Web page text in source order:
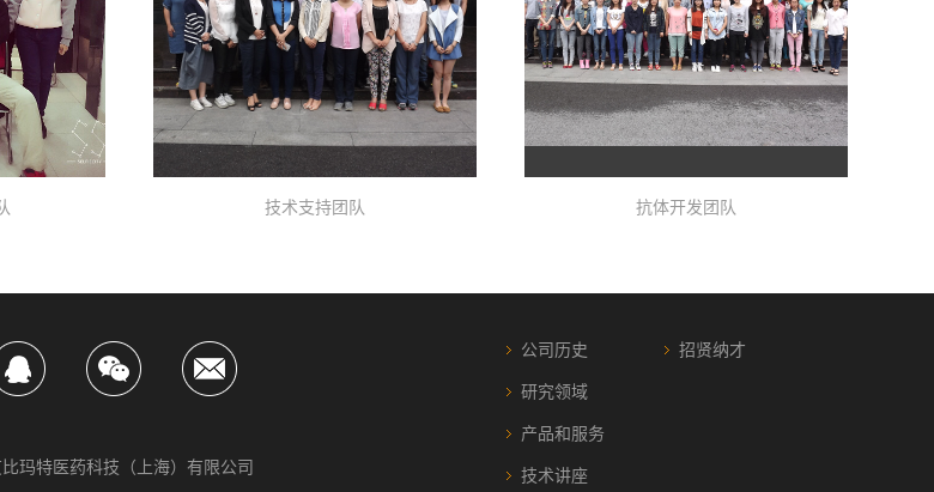
技术支持团队 抗体开发团队
比玛特医药科技（上海）有限公司
公司历史
研究领域
产品和服务
技术讲座
招贤纳才